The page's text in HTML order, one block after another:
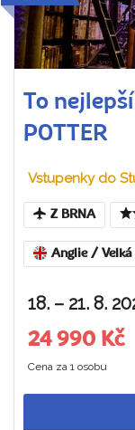
To
POTTER
Vstupenky do
Z BRNA
Anglie / Velká
18. – 21. 8.
24 990 Kč
Cena za 1 osobu